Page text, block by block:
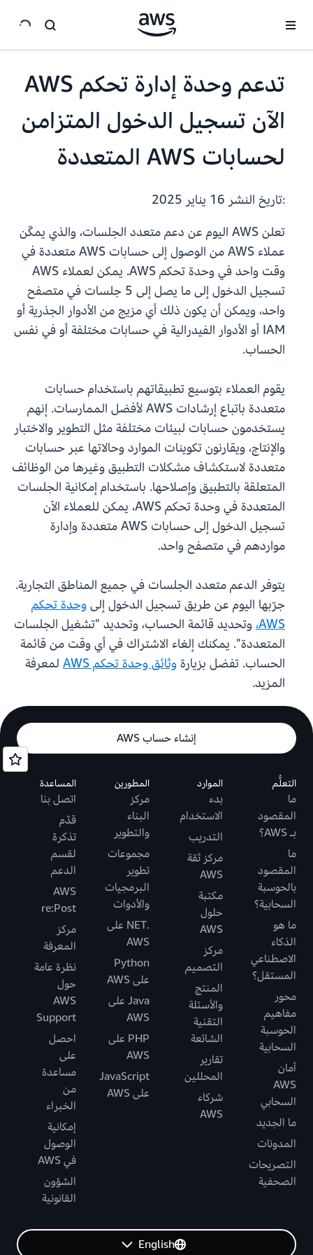
تدعم وحدة إدارة تحكم AWS
الآن تسجيل الدخول المتزامن
لحسابات AWS المتعددة
:تاريخ النشر
تعلن AWS اليوم عن دعم متعدد الجلسات، والذي يمكّن
عملاء AWS من الوصول إلى حسابات AWS متعددة في
وقت واحد في وحدة تحكم AWS. يمكن لعملاء AWS
تسجيل الدخول إلى ما يصل إلى 5 جلسات في متصفح
واحد، ويمكن أن يكون ذلك أي مزيج من الأدوار الجذرية أو
IAM أو الأدوار الفيدرالية في حسابات مختلفة أو في نفس
الحساب.
يقوم العملاء بتوسيع تطبيقاتهم باستخدام حسابات
متعددة باتباع إرشادات AWS لأفضل الممارسات. إنهم
يستخدمون حسابات لبيئات مختلفة مثل التطوير والاختبار
والإنتاج، ويقارنون تكوينات الموارد وحالاتها عبر حسابات
متعددة لاستكشاف مشكلات التطبيق وغيرها من الوظائف
المتعلقة بالتطبيق وإصلاحها. باستخدام إمكانية الجلسات
المتعددة في وحدة تحكم AWS، يمكن للعملاء الآن
تسجيل الدخول إلى حسابات AWS متعددة وإدارة
مواردهم في متصفح واحد.
يتوفر الدعم متعدد الجلسات في جميع المناطق التجارية.
جرّبها اليوم عن طريق تسجيل الدخول إلىوحدة تحكم
AWS، وتحديد قائمة الحساب، وتحديد "تشغيل الجلسات
المتعددة". يمكنك إلغاء الاشتراك في أي وقت من قائمة
الحساب. تفضل بزيارةوثائق وحدة تحكم AWS
لمعرفة
المزيد.
إنشاء حساب AWS
التعلُّم
ما
المقصود
بـ AWS؟
ما
المقصود
بالحوسبة
السحابية؟
ما هو
الذكاء
الاصطناعي
المستقل؟
محور
مفاهيم
الحوسبة
السحابية
أمان
AWS
السحابي
ما الجديد
المدونات
التصريحات
الصحفية
الموارد
بدء
الاستخدام
التدريب
مركز ثقة
AWS
مكتبة
حلول
AWS
مركز
التصميم
المنتج
والأسئلة
التقنية
الشائعة
تقارير
المحللين
شركاء
AWS
المطورين
مركز
البناء
والتطوير
مجموعات
تطوير
البرمجيات
والأدوات
.NET على
AWS
Python
على AWS
Java على
AWS
PHP على
AWS
JavaScript
على AWS
المساعدة
اتصل بنا
قدّم
تذكرة
لقسم
الدعم
AWS
re:Post
مركز
المعرفة
نظرة عامة
حول
AWS
Support
احصل
على
مساعدة
من
الخبراء
إمكانية
الوصول
في AWS
الشؤون
القانونية
English